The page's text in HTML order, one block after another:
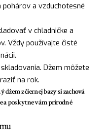
pohárov a vzduchotesné
v chladničke a
Vždy používajte čisté
Džem môžete
na rok.
z čiernej bazy si zachová
a poskytne vám prírodné